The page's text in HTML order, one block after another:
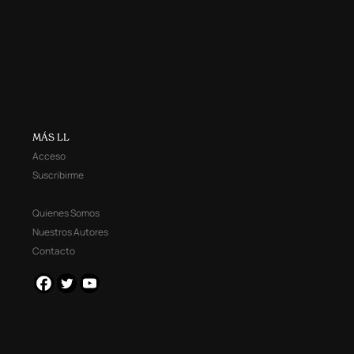
MÁS LL
Acceso
Suscribirme
Quienes Somos
Nuestros Autores
Contacto